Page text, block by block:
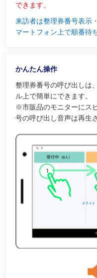
できます。
来訪者は整理券番号表示
マートフォン上で順番待
かんたん操作
整理券番号の呼び出しは
ル上で簡単にできます。
※市販品のモニターにス
号の呼び出し音声は再生